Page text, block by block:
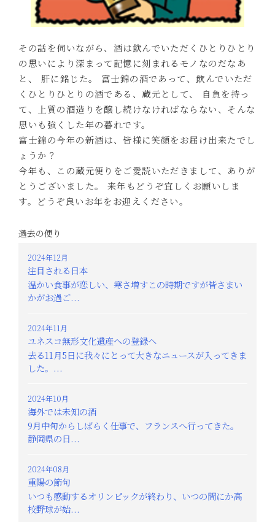
その話を伺いながら、酒は飲んでいただくひとりひとり
の思いにより深まって記憶に刻まれるモノなのだなあ
と、 肝に銘じた。 富士錦の酒であって、飲んでいただ
くひとりひとりの酒である、蔵元として、 自負を持っ
て、上質の酒造りを醸し続けなければならない、そんな
思いも強くした年の暮れです。
富士錦の今年の新酒は、皆様に笑顔をお届け出来たでし
ょうか？
今年も、この蔵元便りをご愛読いただきまして、ありが
とうございました。 来年もどうぞ宜しくお願いしま
す。どうぞ良いお年をお迎えください。
過去の便り
2024年12月
注目される日本
温かい食事が恋しい、寒さ増すこの時期ですが皆さまい
かがお過ご...
2024年11月
ユネスコ無形文化遺産への登録へ
去る11月5日に我々にとって大きなニュースが入ってきま
した。...
2024年10月
海外では未知の酒
9月中旬からしばらく仕事で、フランスへ行ってきた。
静岡県の日...
2024年08月
重陽の節句
いつも感動するオリンピックが終わり、いつの間にか高
校野球が始...